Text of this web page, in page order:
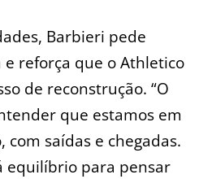
Barbieri pede
reforça que o Athletico
de reconstrução. “O
que estamos em
com saídas e chegadas.
equilíbrio para pensar